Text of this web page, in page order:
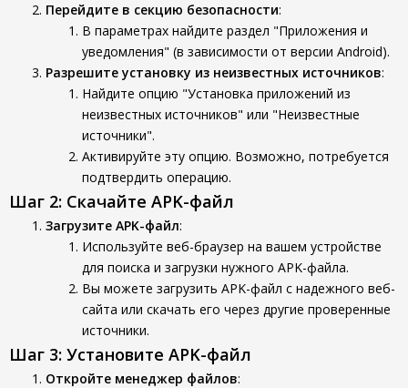
Перейдите в секцию безопасности:
В параметрах найдите раздел "Приложения и
уведомления" (в зависимости от версии Android).
Разрешите установку из неизвестных источников:
Найдите опцию "Установка приложений из
неизвестных источников" или "Неизвестные
источники".
Активируйте эту опцию. Возможно, потребуется
подтвердить операцию.
Шаг 2: Скачайте APK-файл
Загрузите APK-файл:
Используйте веб-браузер на вашем устройстве
для поиска и загрузки нужного APK-файла.
Вы можете загрузить APK-файл с надежного веб-
сайта или скачать его через другие проверенные
источники.
Шаг 3: Установите APK-файл
Откройте менеджер файлов: